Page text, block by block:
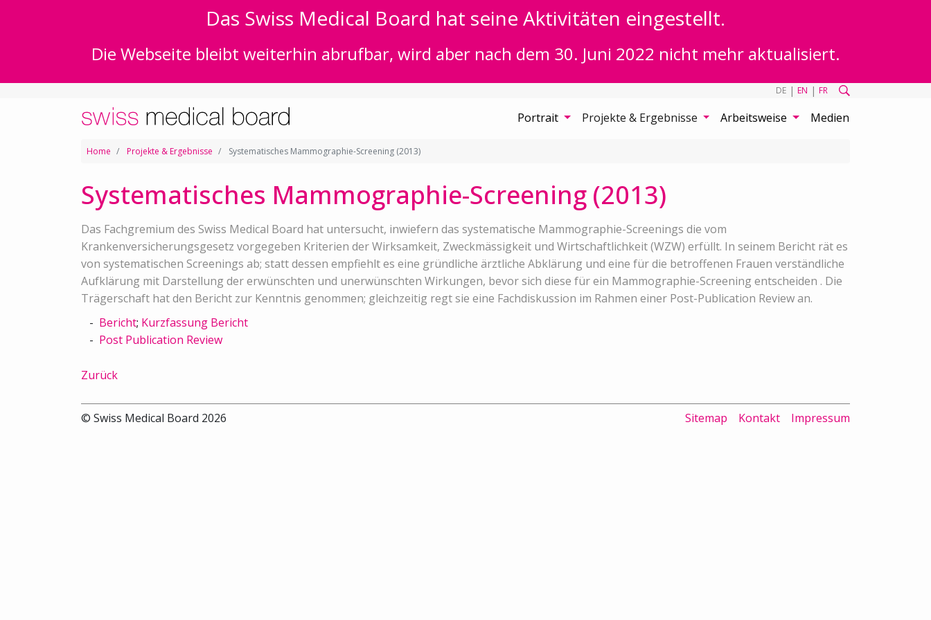
Das Swiss Medical Board hat seine Aktivitäten eingestellt.
Die Webseite bleibt weiterhin abrufbar, wird aber nach dem 30. Juni 2022 nicht mehr aktualisiert.
DE | EN | FR
Portrait Projekte & Ergebnisse Arbeitsweise Medien
Home Projekte & Ergebnisse Systematisches Mammographie-Screening (2013)
Systematisches Mammographie-Screening (2013)
Das Fachgremium des Swiss Medical Board hat untersucht, inwiefern das systematische Mammographie-Screenings die vom
Krankenversicherungsgesetz vorgegeben Kriterien der Wirksamkeit, Zweckmässigkeit und Wirtschaftlichkeit (WZW) erfüllt. In seinem Bericht rät es
von systematischen Screenings ab; statt dessen empfiehlt es eine gründliche ärztliche Abklärung und eine für die betroffenen Frauen verständliche
Aufklärung mit Darstellung der erwünschten und unerwünschten Wirkungen, bevor sich diese für ein Mammographie-Screening entscheiden . Die
Trägerschaft hat den Bericht zur Kenntnis genommen; gleichzeitig regt sie eine Fachdiskussion im Rahmen einer Post-Publication Review an.
Bericht; Kurzfassung Bericht
Post Publication Review
Zurück
© Swiss Medical Board 2026 Sitemap Kontakt Impressum